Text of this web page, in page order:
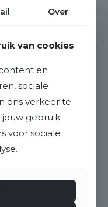
makelaar. Hij
contact op.
wensen en is
begin tot het
een huis, zijn we
Over
van cookies
en
sociale
ons verkeer te
jouw gebruik
voor sociale